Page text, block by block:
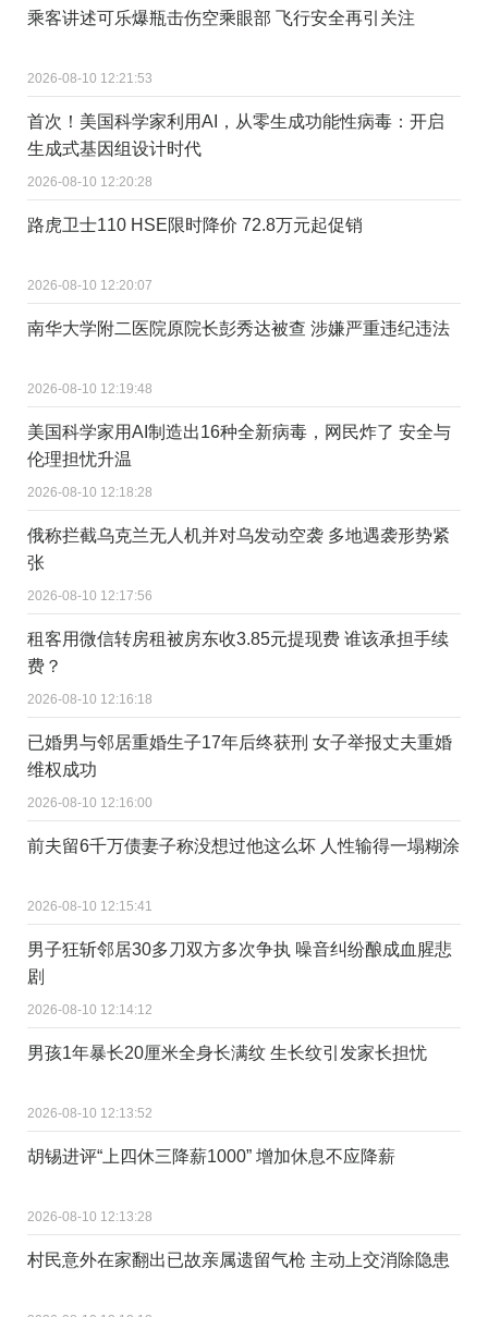
乘客讲述可乐爆瓶击伤空乘眼部 飞行安全再引关注
2026-08-10 12:21:53
首次！美国科学家利用AI，从零生成功能性病毒：开启
生成式基因组设计时代
2026-08-10 12:20:28
路虎卫士110 HSE限时降价 72.8万元起促销
2026-08-10 12:20:07
南华大学附二医院原院长彭秀达被查 涉嫌严重违纪违法
2026-08-10 12:19:48
美国科学家用AI制造出16种全新病毒，网民炸了 安全与
伦理担忧升温
2026-08-10 12:18:28
俄称拦截乌克兰无人机并对乌发动空袭 多地遇袭形势紧
张
2026-08-10 12:17:56
租客用微信转房租被房东收3.85元提现费 谁该承担手续
费？
2026-08-10 12:16:18
已婚男与邻居重婚生子17年后终获刑 女子举报丈夫重婚
维权成功
2026-08-10 12:16:00
前夫留6千万债妻子称没想过他这么坏 人性输得一塌糊涂
2026-08-10 12:15:41
男子狂斩邻居30多刀双方多次争执 噪音纠纷酿成血腥悲
剧
2026-08-10 12:14:12
男孩1年暴长20厘米全身长满纹 生长纹引发家长担忧
2026-08-10 12:13:52
胡锡进评“上四休三降薪1000” 增加休息不应降薪
2026-08-10 12:13:28
村民意外在家翻出已故亲属遗留气枪 主动上交消除隐患